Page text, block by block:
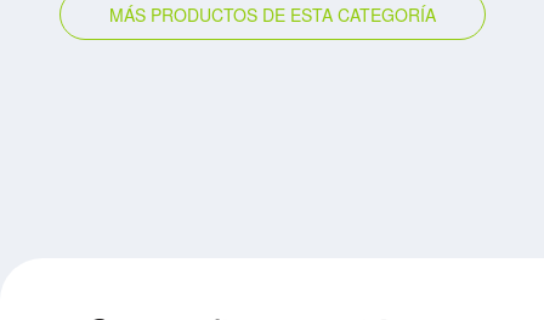
MÁS PRODUCTOS DE ESTA CATEGORÍA